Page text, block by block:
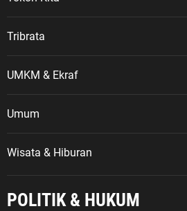
Tribrata
UMKM & Ekraf
Umum
Wisata & Hiburan
POLITIK & HUKUM